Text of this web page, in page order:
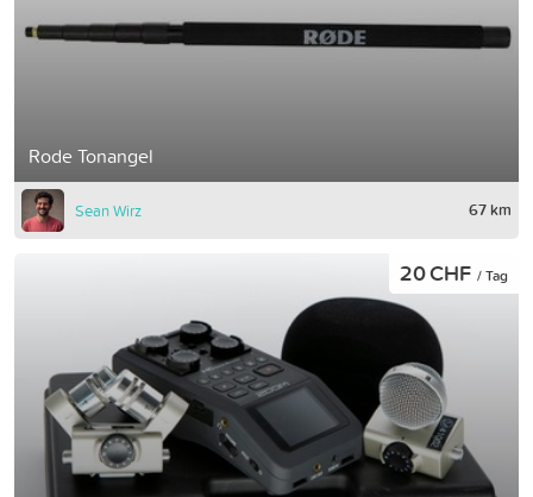
Rode Tonangel
Sean Wirz 67 km
20 CHF / Tag